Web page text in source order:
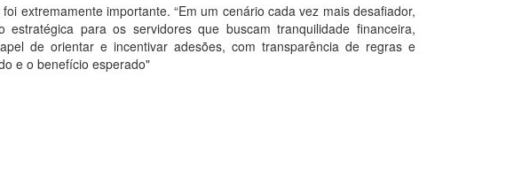
extremamente importante. “Em um cenário cada vez mais desafiador,
para os servidores que buscam tranquilidade financeira,
de orientar e incentivar adesões, com transparência de regras e
e o benefício esperado"